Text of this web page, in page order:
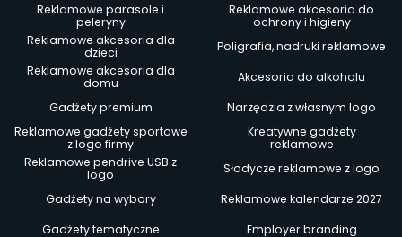
Reklamowe parasole i
peleryny
Reklamowe akcesoria do
ochrony i higieny
Reklamowe akcesoria dla
dzieci
Poligrafia, nadruki reklamowe
Reklamowe akcesoria dla
domu
Akcesoria do alkoholu
Gadżety premium
Narzędzia z własnym logo
Reklamowe gadżety sportowe
z logo firmy
Kreatywne gadżety
reklamowe
Reklamowe pendrive USB z
logo
Słodycze reklamowe z logo
Gadżety na wybory
Reklamowe kalendarze 2027
Gadżety tematyczne
Employer branding